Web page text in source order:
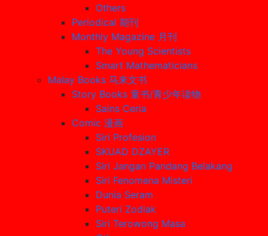
Others
Periodical 期刊
Monthly Magazine 月刊
The Young Scientists
Smart Mathematicians
Malay Books 马来文书
Story Books 童书/青少年读物
Sains Ceria
Comic 漫画
Siri Profesion
SKUAD DZAYER
Siri Jangan Pandang Belakang
Siri Fenomena Misteri
Dunia Seram
Puteri Zodiak
Siri Terowong Masa